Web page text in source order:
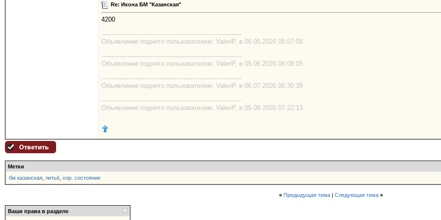
Re: Икона БМ "Казанская"
4200
-----------------------------------------------------------------------
Объявление поднято пользователем: ValeriP, в 06.05.2026 05:57:08
-----------------------------------------------------------------------
Объявление поднято пользователем: ValeriP, в 05.06.2026 06:08:05
-----------------------------------------------------------------------
Объявление поднято пользователем: ValeriP, в 06.07.2026 06:30:39
-----------------------------------------------------------------------
Объявление поднято пользователем: ValeriP, в 05.08.2026 07:22:13
Метки
бм казанская литьё хор. состояние
« Предыдущая тема| Следующая тема »
Ваши права в разделе